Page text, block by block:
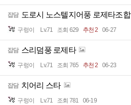
잡담 도로시 노스텔지어풍 로제타조합
구렁이 Lv.71 조회 629 추천 2 06-27
잡담 스리덤풍 로제타
구렁이 Lv.71 조회 765 추천 2 06-23
잡담 치어리 스타
구렁이 Lv.71 조회 781 06-19